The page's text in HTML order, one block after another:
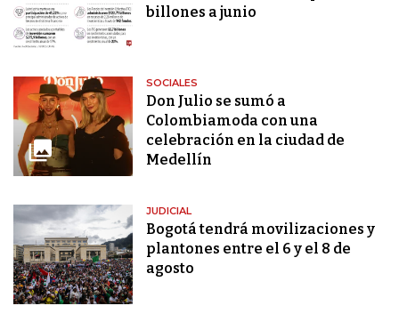
billones a junio
SOCIALES
Don Julio se sumó a
Colombiamoda con una
celebración en la ciudad de
Medellín
JUDICIAL
Bogotá tendrá movilizaciones y
plantones entre el 6 y el 8 de
agosto